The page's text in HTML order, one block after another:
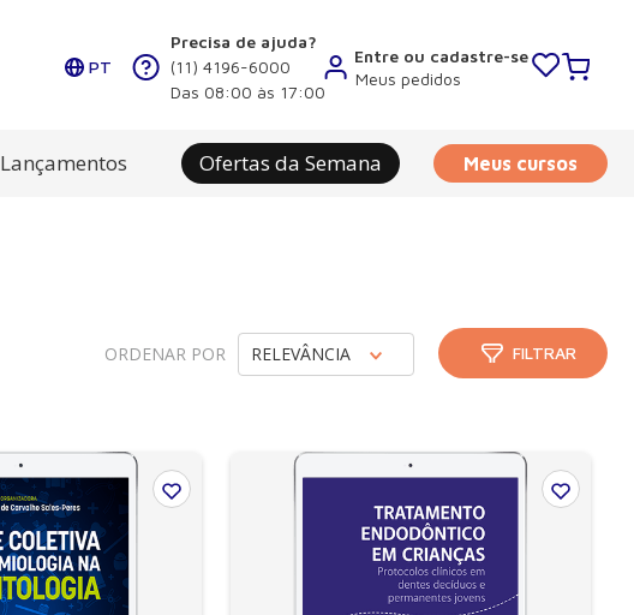
PT
Precisa de ajuda?
(11) 4196-6000
Das 08:00 às 17:00
Entre ou cadastre-se
Meus pedidos
Lançamentos Ofertas da Semana Meus cursos
ORDENAR POR RELEVÂNCIA FILTRAR